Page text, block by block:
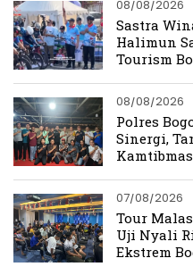
08/08/2026
Sastra
Halimun
Tourism
08/08/2026
Polres
Sinergi,
Kamtibmas
07/08/2026
Tour
Uji Nyali
Ekstrem